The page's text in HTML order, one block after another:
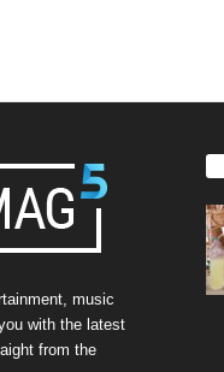
music
with the latest
from the